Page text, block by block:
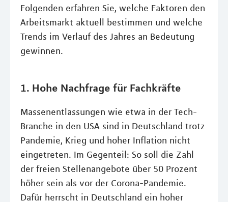
Folgenden erfahren Sie, welche Faktoren den
Arbeitsmarkt aktuell bestimmen und welche
Trends im Verlauf des Jahres an Bedeutung
gewinnen.
1. Hohe Nachfrage für Fachkräfte
Massenentlassungen wie etwa in der Tech-
Branche in den USA sind in Deutschland trotz
Pandemie, Krieg und hoher Inflation nicht
eingetreten. Im Gegenteil: So soll die Zahl
der freien Stellenangebote über 50 Prozent
höher sein als vor der Corona-Pandemie.
Dafür herrscht in Deutschland ein hoher